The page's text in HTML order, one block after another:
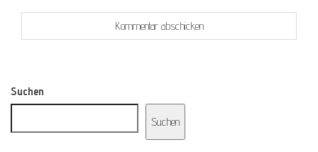
Suchen
Suchen